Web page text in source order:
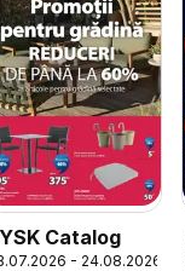
Catalog
- 24.08.2026